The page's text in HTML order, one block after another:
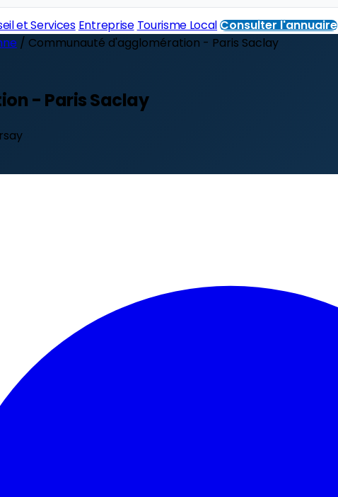
et Services Entreprise Tourisme LocalConsulter l'annuaire
/ Communauté d'agglomération - Paris Saclay
- Paris Saclay